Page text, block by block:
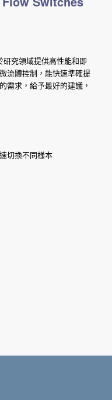
究領域提供高性能和即
流體控制，能快速準確提
需求，給予最好的建議，
切換不同樣本